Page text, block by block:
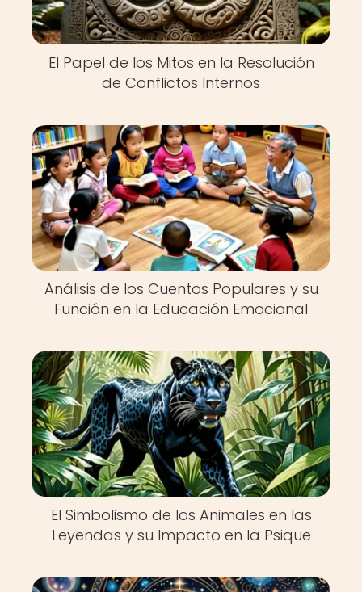
El Papel de los Mitos en la Resolución
de Conflictos Internos
Análisis de los Cuentos Populares y su
Función en la Educación Emocional
El Simbolismo de los Animales en las
Leyendas y su Impacto en la Psique